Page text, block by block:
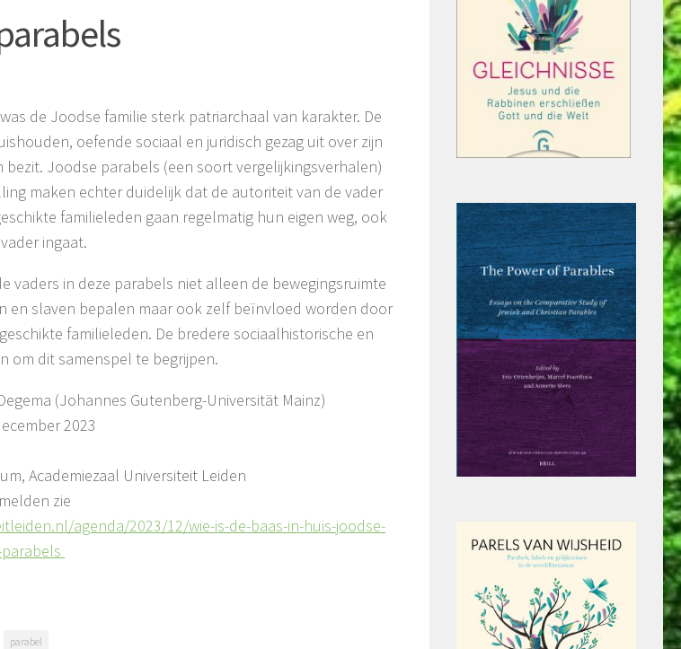
de Joodse familie sterk patriarchaal van karakter. De
oefende sociaal en juridisch gezag uit over zijn
Joodse parabels (een soort vergelijkingsverhalen)
maken echter duidelijk dat de autoriteit van de vader
familieleden gaan regelmatig hun eigen weg, ook
ingaat.
vaders in deze parabels niet alleen de bewegingsruimte
en slaven bepalen maar ook zelf beïnvloed worden door
familieleden. De bredere sociaalhistorische en
om dit samenspel te begrijpen.
(Johannes Gutenberg-Universität Mainz)
2023
Academiezaal Universiteit Leiden
zie
agenda/2023/12/wie-is-de-baas-in-huis-joodse-
parabel